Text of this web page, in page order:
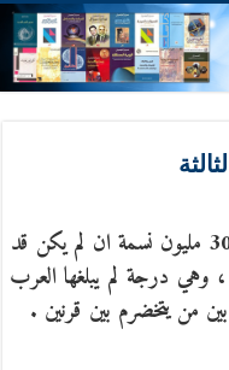
لا مراء ان الوزن الديمغرافي للعرب بلغ 300 مليون نسمة ان لم يكن قد
درجة لم يبلغها العرب
من يتخضرم بين قرنين .